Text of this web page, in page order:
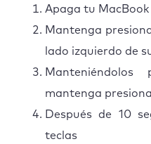
Apaga tu MacBook
Mantenga
lado izquierdo de
Manteniéndolos
mantenga
Después de 10
teclas